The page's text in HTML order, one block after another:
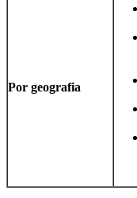
Por geografia